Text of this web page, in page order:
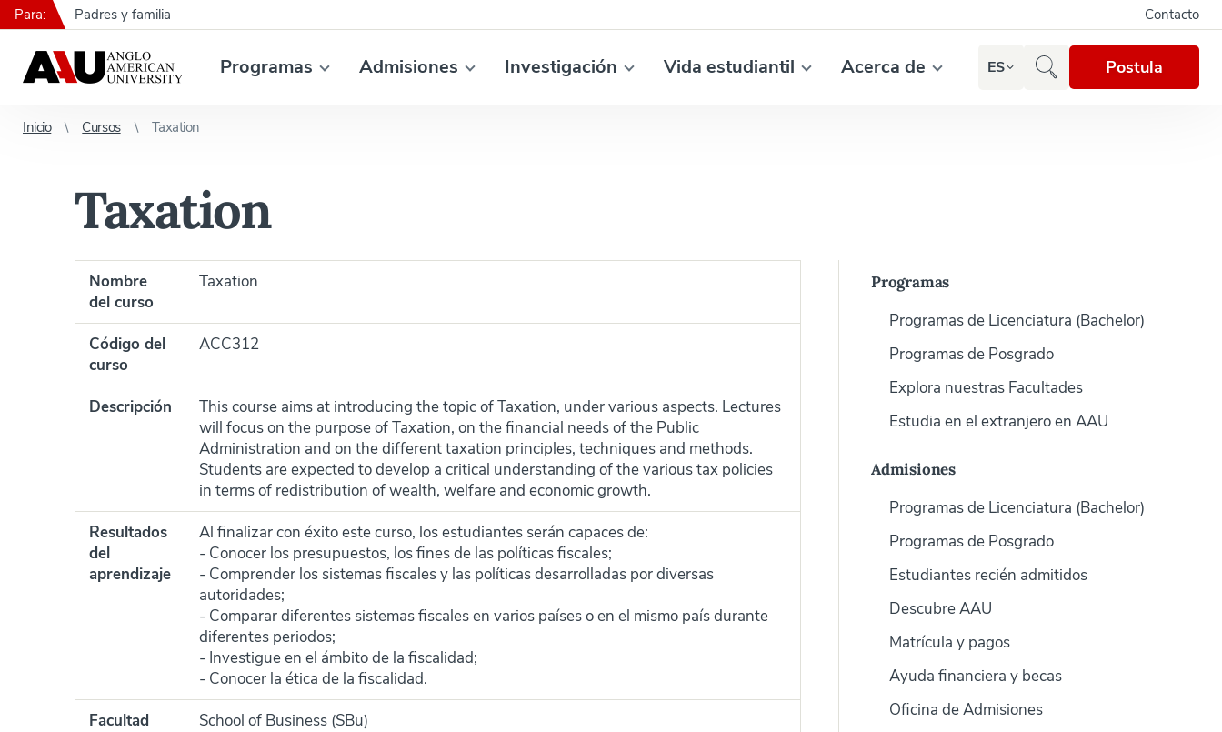
Programas Admisiones Investigación Vida estudiantil Acerca de ES Postula
Para: Padres y familia Contacto
Inicio Cursos Taxation
Taxation
Nombre
del curso
Taxation
Código del
curso
ACC312
Descripción
This course aims at introducing the topic of Taxation, under various aspects. Lectures
will focus on the purpose of Taxation, on the financial needs of the Public
Administration and on the different taxation principles, techniques and methods.
Students are expected to develop a critical understanding of the various tax policies
in terms of redistribution of wealth, welfare and economic growth.
Resultados
del
aprendizaje
Al finalizar con éxito este curso, los estudiantes serán capaces de:
- Conocer los presupuestos, los fines de las políticas fiscales;
- Comprender los sistemas fiscales y las políticas desarrolladas por diversas
autoridades;
- Comparar diferentes sistemas fiscales en varios países o en el mismo país durante
diferentes periodos;
- Investigue en el ámbito de la fiscalidad;
- Conocer la ética de la fiscalidad.
Facultad
School of Business (SBu)
Programas
Programas de Licenciatura (Bachelor)
Programas de Posgrado
Explora nuestras Facultades
Estudia en el extranjero en AAU
Admisiones
Programas de Licenciatura (Bachelor)
Programas de Posgrado
Estudiantes recién admitidos
Descubre AAU
Matrícula y pagos
Ayuda financiera y becas
Oficina de Admisiones